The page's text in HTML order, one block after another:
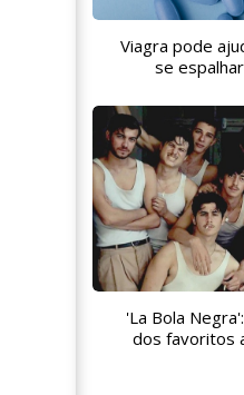
Viagra pode
se
'La Bola
dos favoritos